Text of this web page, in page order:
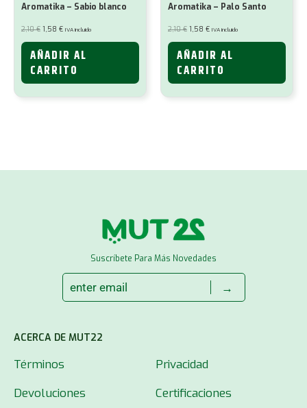
Aromatika – Sabio blanco
2,10€ El
precio
original
era:
2,10 €.
1,58 €El
actual
1,58 €.
IVA incluido
AÑADIR AL
CARRITO
Aromatika – Palo Santo
2,10€ El
precio
original
era:
2,10 €.
1,58 €El
actual
1,58 €.
IVA incluido
AÑADIR AL
CARRITO
Suscríbete Para Más Novedades
→
ACERCA DE MUT22
Términos
Privacidad
Devoluciones
Certificaciones